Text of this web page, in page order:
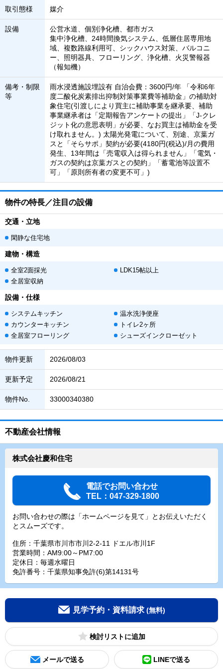
取引態様 媒介
設備
公営水道、個別浄化槽、都市ガス
集中浄化槽、24時間換気システム、低層住居専用地
域、複数路線利用可、シックハウス対策、バルコニ
ー、照明器具、フローリング、浄化槽、火災警報器
（報知機）
備考・制限
等
雨水浸透施設埋設有 自治会費：3600円/年 「令和6年
度二酸化炭素排出抑制対策事業費等補助金」の補助対
象住宅(引渡しにより買主に補助事業を継承要、補助
事業継承者は「定期報告アンケートの提出」「J-クレ
ジット化の意思表明」が必要、なお買主は補助金を受
け取れません。) 太陽光発電について、別途、京葉ガ
スと「そらサポ」契約が必要(4180円(税込)/月の費用
発生、13年間は「売電収入は得られません」「電気・
ガスの契約は京葉ガスとの契約」「蓄電池等設置不
可」「原則所有者の変更不可」)
物件の特長／注目の設備
交通・立地
閑静な住宅地
建物・構造
全室2面採光
LDK15帖以上
全居室収納
設備・仕様
システムキッチン
温水洗浄便座
カウンターキッチン
トイレ2ヶ所
全居室フローリング
シューズインクローゼット
物件更新 2026/08/03
更新予定 2026/08/21
物件No. 33000340380
不動産会社情報
株式会社慶和住宅
電話でお問い合わせ
TEL：047-329-1800
お問い合わせの際は「ホームページを見て」とお伝えいただく
とスムーズです。
住所：千葉県市川市市川2-2-11 ドエル市川1F
営業時間：AM9:00～PM7:00
定休日：毎週水曜日
免許番号：千葉県知事免許(6)第14131号
見学予約・資料請求 (無料)
検討リスト
メールで送る LINEで送る